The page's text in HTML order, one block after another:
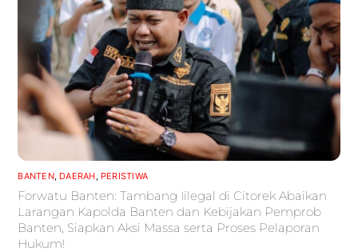
BANTEN, DAERAH, PERISTIWA
Forwatu Banten: Tambang Iilegal di Citorek Abaikan
Larangan Kapolda Banten dan Kebijakan Pemprob
Banten, Siapkan Aksi Massa serta Proses Pelaporan
Hukum!